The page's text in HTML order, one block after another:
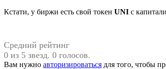
Кстати, у биржи есть свой токен UNI с
Средний рейтинг
0 из 5 звезд. 0 голосов.
Вам нужно авторизироваться для того, чтобы